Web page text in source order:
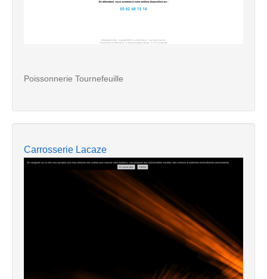
Poissonnerie Tournefeuille
Carrosserie Lacaze